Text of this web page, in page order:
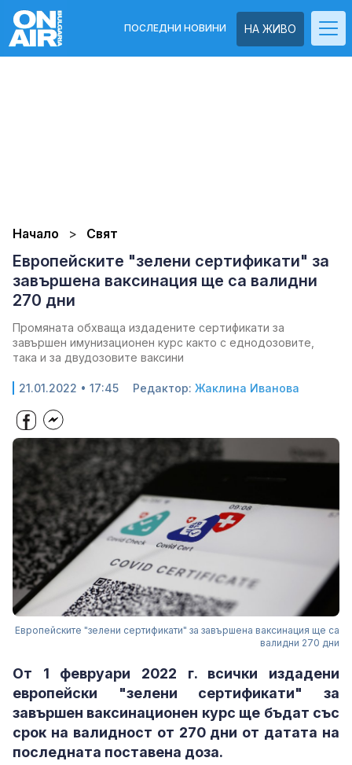
НА ЖИВО
ПОСЛЕДНИ НОВИНИ
Начало Свят
Европейските "зелени сертификати" за
завършена ваксинация ще са валидни
270 дни
Промяната обхваща издадените сертификати за
завършен имунизационен курс както с еднодозовите,
така и за двудозовите ваксини
21.01.2022 • 17:45 Редактор: Жаклина Иванова
Европейските "зелени сертификати" за завършена ваксинация ще са
валидни 270 дни
От 1 февруари 2022 г. всички издадени
европейски "зелени сертификати" за
завършен ваксинационен курс ще бъдат със
срок на валидност от 270 дни от датата на
последната поставена доза.